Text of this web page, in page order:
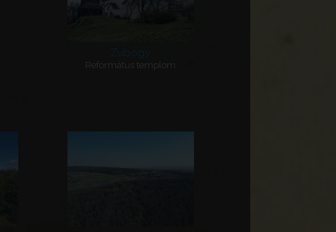
Zubogy
Református templom